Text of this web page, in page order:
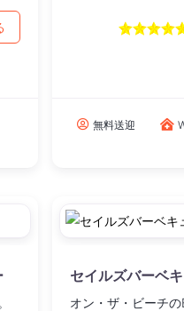
無料送迎
セイルズバーベ
オン・ザ・ビーチ